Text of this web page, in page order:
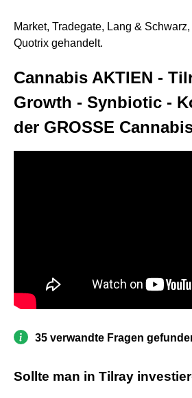
Market, Tradegate, Lang &
Quotrix gehandelt.
Cannabis AKTIEN -
Growth - Synbiotic -
der GROSSE
35 verwandte Fragen
Sollte man in Tilray